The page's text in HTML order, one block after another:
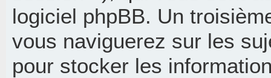
logiciel phpBB. Un
vous naviguerez sur les
pour stocker les